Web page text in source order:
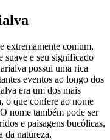
extremamente comum,
suave e seu significado
possui uma rica
eventos ao longo dos
era um dos mais
o que confere ao nome
nome também pode ser
e paisagens bucólicas,
da natureza.